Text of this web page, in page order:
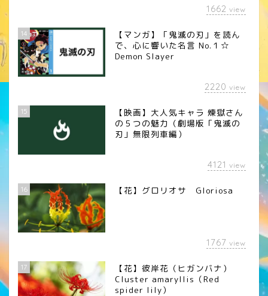
1662 view
14
【マンガ】「鬼滅の刃」を読ん
で、心に響いた名言 No.１☆
Demon Slayer
2220 view
15
【映画】大人気キャラ 煉󠄁獄さん
の５つの魅力（劇場版「鬼滅の
刃」無限列車編）
4121 view
16 【花】グロリオサ Gloriosa
1767 view
17
【花】彼岸花（ヒガンバナ）
Cluster amaryllis（Red
spider lily）